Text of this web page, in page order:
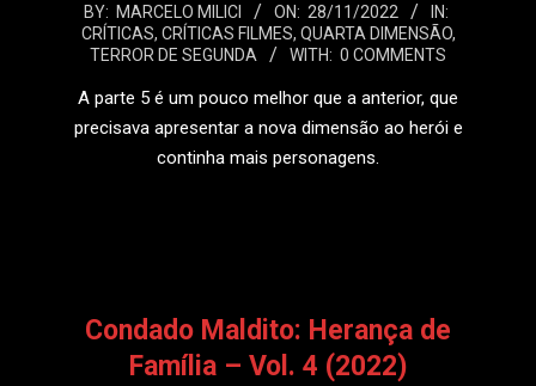
2022-
11-
BY: MARCELO MILICI ON: 28/11/2022
IN:
CRÍTICAS, CRÍTICAS FILMES, QUARTA DIMENSÃO,
TERROR DE SEGUNDA
WITH: 0 COMMENTS
A parte 5 é um pouco melhor que a anterior, que
precisava apresentar a nova dimensão ao herói e
continha mais personagens.
Condado Maldito: Herança de
Família – Vol. 4 (2022)